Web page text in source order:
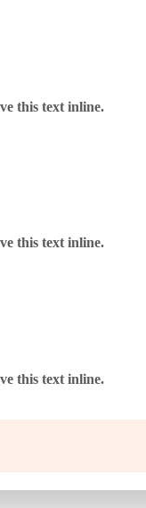
this text inline.
this text inline.
this text inline.